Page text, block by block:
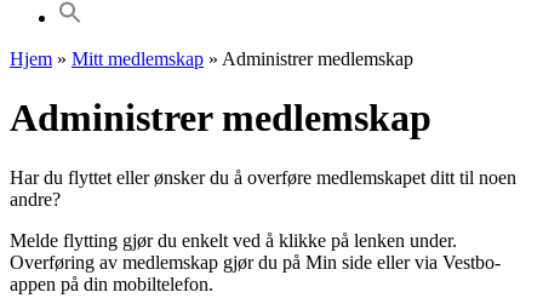
Hjem » Mitt medlemskap » Administrer medlemskap
Administrer medlemskap
Har du flyttet eller ønsker du å overføre medlemskapet ditt til noen
andre?
Melde flytting gjør du enkelt ved å klikke på lenken under.
Overføring av medlemskap gjør du på Min side eller via Vestbo-
appen på din mobiltelefon.